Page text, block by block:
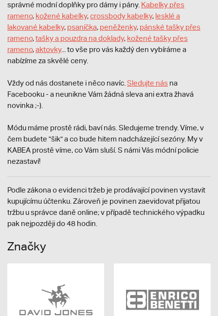
správné modní doplňky pro dámy i pány. Kabelky přes
rameno, kožené kabelky,crossbody kabelky, lesklé a
lakované kabelky, psaníčka, peněženky, pánské tašky přes
rameno,tašky a pouzdra na doklady, kožené tašky přes
rameno,aktovky... to vše pro vás každý den vybíráme a
nabízíme za skvělé ceny.
Vždy od nás dostanete i něco navíc. Sledujte nás na
Facebooku - a neunikne Vám žádná sleva ani extra žhavá
novinka ;-).
Módu máme prostě rádi, baví nás. Sledujeme trendy. Víme, v
čem budete "šik" a co bude hitem nadcházející sezóny. My v
KABEA prostě víme, co Vám sluší. S námi Vás módní policie
nezastaví!
Podle zákona o evidenci tržeb je prodávající povinen vystavit
kupujícímu účtenku. Zároveň je povinen zaevidovat přijatou
tržbu u správce daně online; v případě technického výpadku
pak nejpozději do 48 hodin.
Značky